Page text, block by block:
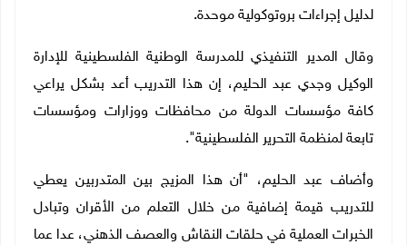
لدليل إجراءات بروتوكولية موحدة.
وقال المدير التنفيذي للمدرسة الوطنية الفلسطينية للإدارة
الوكيل وجدي عبد الحليم، إن هذا التدريب أعد بشكل يراعي
كافة مؤسسات الدولة من محافظات ووزارات ومؤسسات
تابعة لمنظمة التحرير الفلسطينية".
وأضاف عبد الحليم، "أن هذا المزيج بين المتدربين يعطي
للتدريب قيمة إضافية من خلال التعلم من الأقران وتبادل
الخبرات العملية في حلقات النقاش والعصف الذهني، عدا عما